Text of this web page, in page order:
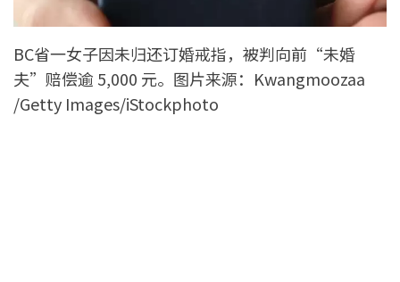
BC省一女子因未归还订婚戒指，被判向前“未婚
夫”赔偿逾 5,000 元。图片来源：Kwangmoozaa
/Getty Images/iStockphoto